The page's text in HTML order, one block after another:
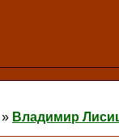
» Владимир